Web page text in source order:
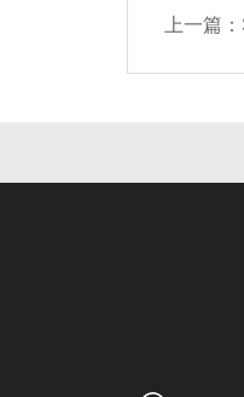
上一篇：